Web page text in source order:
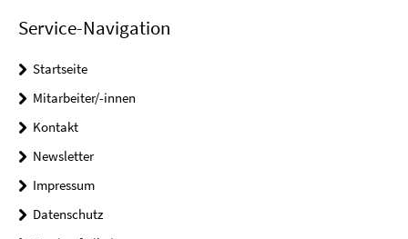
Service-Navigation
Startseite
Mitarbeiter/-innen
Kontakt
Newsletter
Impressum
Datenschutz